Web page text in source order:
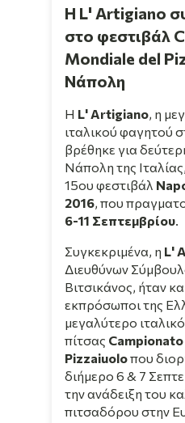
H L' Artigiano
στο φεστιβάλ
Mondiale del
Νάπολη
Η L' Artigiano, η
ιταλικού φαγητού
βρέθηκε για
Νάπολη της
15ου φεστιβάλ
2016, που
6-11 Σεπτεμβρίου.
Συγκεκριμένα, η L'
Διευθύνων
Βιτσικάνος, ήταν
εκπρόσωποι της
μεγαλύτερο
πίτσας
Pizzaiuoloπου
διήμερο 6 & 7
την ανάδειξη του
πιτσαδόρου στην